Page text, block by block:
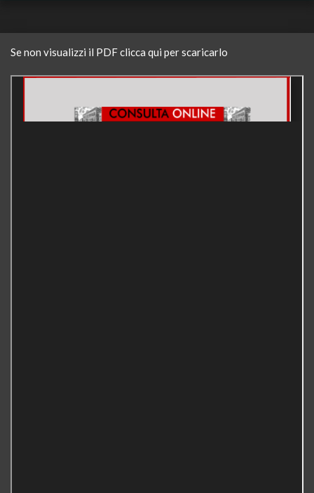
Se non visualizzi il PDF clicca qui per scaricarlo